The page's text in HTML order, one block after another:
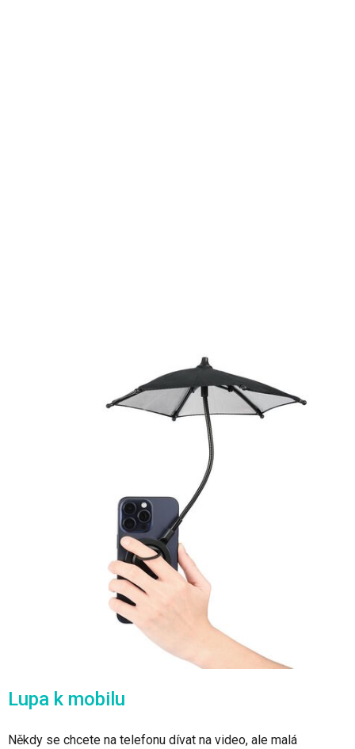
Lupa k mobilu
Někdy se chcete na telefonu dívat na video, ale malá